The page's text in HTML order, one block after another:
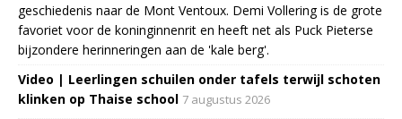
geschiedenis naar de Mont Ventoux. Demi Vollering is de grote
favoriet voor de koninginnenrit en heeft net als Puck Pieterse
bijzondere herinneringen aan de 'kale berg'.
Video | Leerlingen schuilen onder tafels terwijl schoten
klinken op Thaise school 7 augustus 2026